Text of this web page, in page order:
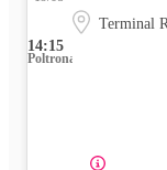
14:15
Terminal
Poltrona